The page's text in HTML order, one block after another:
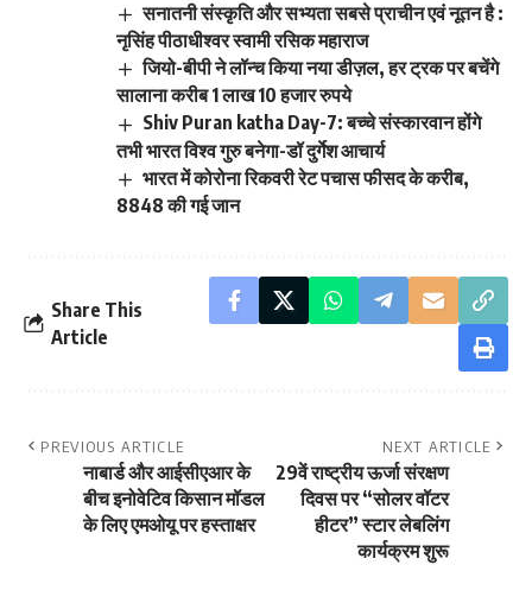
सनातनी संस्कृति और सभ्यता सबसे प्राचीन एवं नूतन है :
नृसिंह पीठाधीश्वर स्वामी रसिक महाराज
जियो-बीपी ने लॉन्च किया नया डीज़ल, हर ट्रक पर बचेंगे
सालाना करीब 1 लाख 10 हजार रुपये
Shiv Puran katha Day-7: बच्चे संस्कारवान होंगे
तभी भारत विश्व गुरु बनेगा-डॉ दुर्गेश आचार्य
भारत में कोरोना रिकवरी रेट पचास फीसद के करीब,
8848 की गई जान
Share This
Article
PREVIOUS ARTICLE
नाबार्ड और आईसीएआर के
बीच इनोवेटिव किसान मॉडल
के लिए एमओयू पर हस्‍ताक्षर
NEXT ARTICLE
29वें राष्ट्रीय ऊर्जा संरक्षण
दिवस पर “सोलर वॉटर
हीटर” स्टार लेबलिंग
कार्यक्रम शुरू